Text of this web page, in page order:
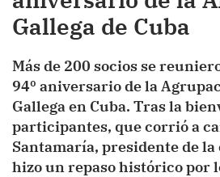
Gallega de Cuba
Más de 200 socios se
94º aniversario de la
Gallega en Cuba. Tras la
participantes, que corrió a
Santamaría, presidente de
hizo un repaso histórico por